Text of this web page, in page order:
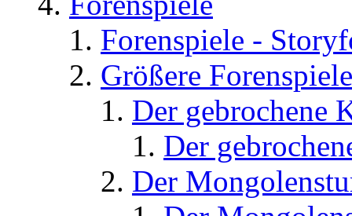
Forenspiele -
Größere Forenspiele
Der gebrochene
Der
Der